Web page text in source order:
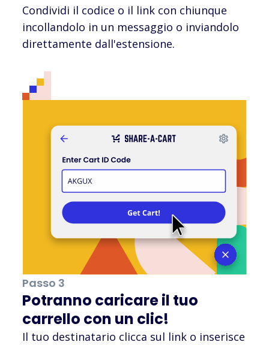
Condividi il codice o il link con chiunque
incollandolo in un messaggio o inviandolo
direttamente dall'estensione.
Passo 3
Potranno caricare il tuo
carrello con un clic!
Il tuo destinatario clicca sul link o inserisce